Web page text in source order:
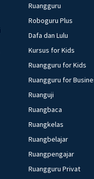
Ruangguru
Roboguru Plus
Dafa dan Lulu
Kursus for Kids
Ruangguru for Kids
Ruangguru for
Ruanguji
Ruangbaca
Ruangkelas
Ruangbelajar
Ruangpengajar
Ruangguru Privat